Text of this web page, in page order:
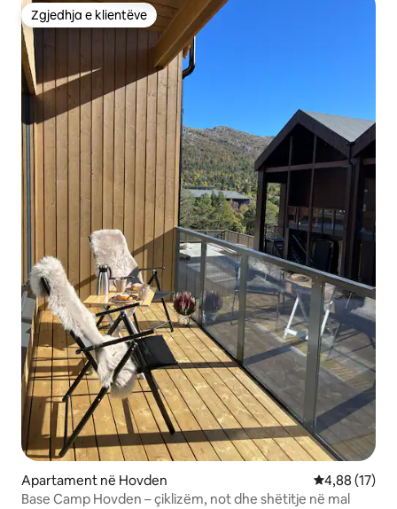
Zgjedhja e klientëve
Zgjedhja e klientëve
Apartament në Hovden Vlerësimi
4,88 (17)
Base Camp Hovden – çiklizëm, not dhe shëtitje në mal